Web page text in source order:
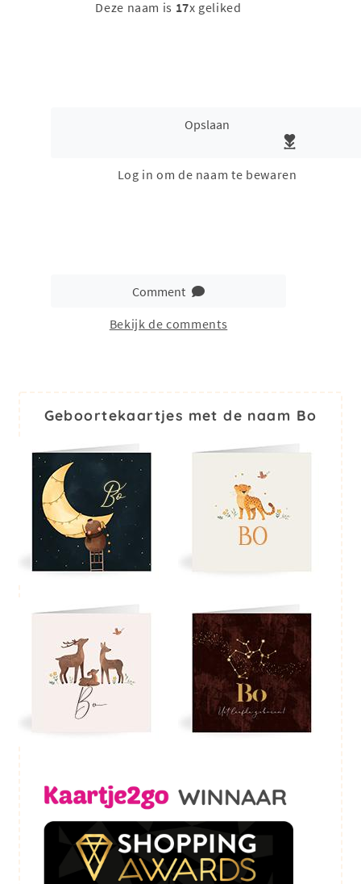
Deze naam is 17x geliked
Opslaan
Log in om de naam te bewaren
Comment
Bekijk de comments
Geboortekaartjes met de naam Bo